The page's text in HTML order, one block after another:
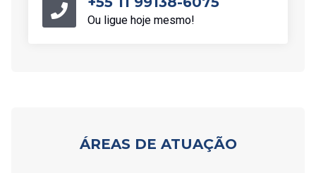
Ou ligue hoje mesmo!
ÁREAS DE ATUAÇÃO